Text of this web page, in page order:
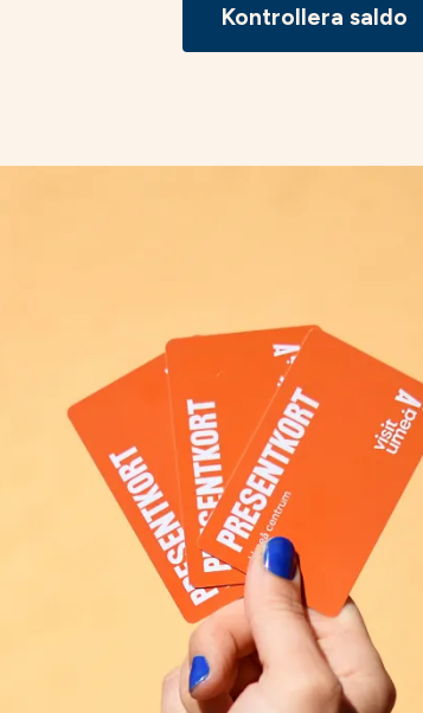
Kontrollera saldo